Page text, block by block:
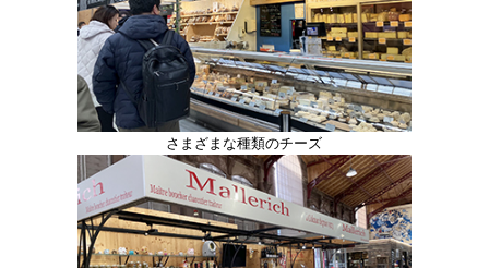
さまざまな種類のチーズ